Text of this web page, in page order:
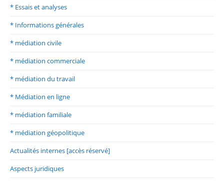
* Essais et analyses
* Informations générales
* médiation civile
* médiation commerciale
* médiation du travail
* Médiation en ligne
* médiation familiale
* médiation géopolitique
Actualités internes [accès réservé]
Aspects juridiques